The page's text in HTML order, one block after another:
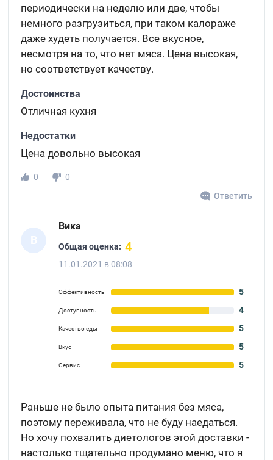
периодически на неделю или две, чтобы
немного разгрузиться, при таком калораже
даже худеть получается. Все вкусное,
несмотря на то, что нет мяса. Цена высокая,
но соответствует качеству.
Достоинства
Отличная кухня
Недостатки
Цена довольно высокая
0
0
Ответить
В
Вика
Общая оценка: 4
11.01.2021 в 08:08
Эффективность 5
Доступность 4
Качество еды 5
Вкус 5
Сервис 5
Раньше не было опыта питания без мяса,
поэтому переживала, что не буду наедаться.
Но хочу похвалить диетологов этой доставки -
настолько тщательно продумано меню, что я